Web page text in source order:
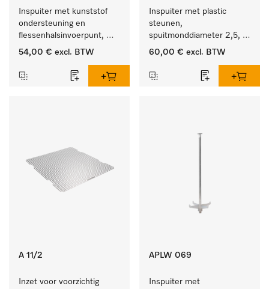
Inspuiter met kunststof
ondersteuning en
flessenhalsinvoerpunt,
ster, Ø 6, lengte 225 mm.
54,00 € excl. BTW
Inspuiter met plastic
steunen,
spuitmonddiameter 2,5,
lengte 80 mm, 5 stuks.
60,00 € excl. BTW
A 11/2
Inzet voor voorzichtig
APLW 069
Inspuiter met